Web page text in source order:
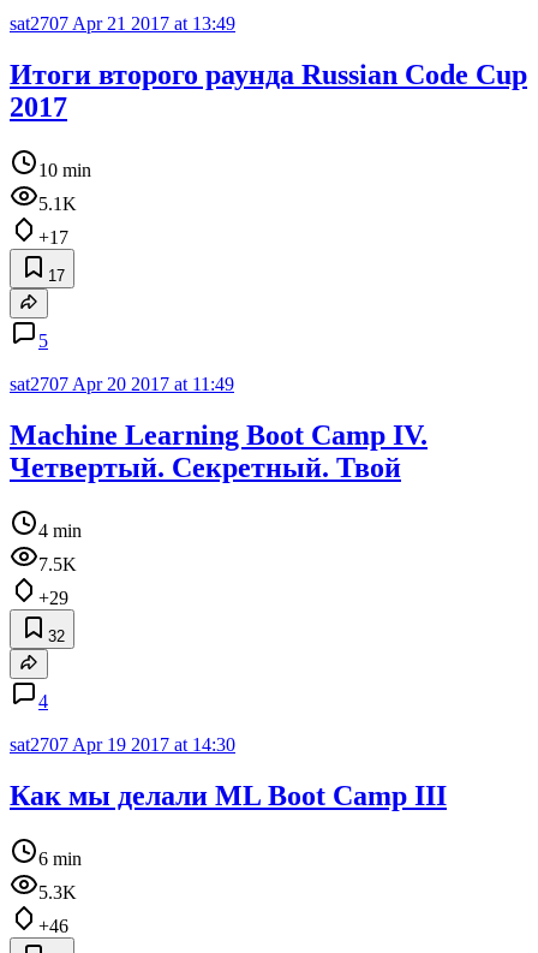
sat2707 Apr 21 2017 at 13:49
Итоги второго раунда Russian Code Cup
2017
10 min
5.1K
+17
17
5
sat2707 Apr 20 2017 at 11:49
Machine Learning Boot Camp IV.
Четвертый. Секретный. Твой
4 min
7.5K
+29
32
4
sat2707 Apr 19 2017 at 14:30
Как мы делали ML Boot Camp III
6 min
5.3K
+46